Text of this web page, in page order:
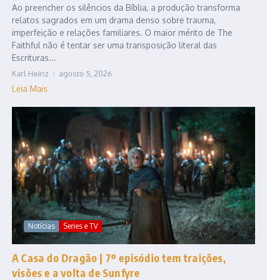
Ao preencher os silêncios da Bíblia, a produção transforma
relatos sagrados em um drama denso sobre trauma,
imperfeição e relações familiares. O maior mérito de The
Faithful não é tentar ser uma transposição literal das
Escrituras...
Karl Heinz agosto 5, 2026
Leia Mais
Notícias Series e TV
A Casa do Dragão | 7º episódio tem traições,
visões e a volta de Sunfyre